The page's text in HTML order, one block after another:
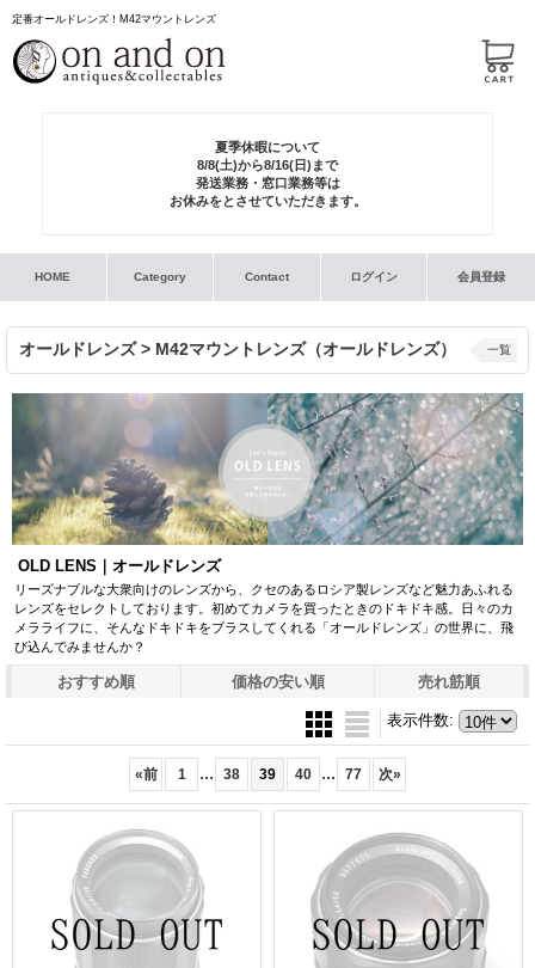
定番オールドレンズ！M42マウントレンズ
夏季休暇について
8/8(土)から8/16(日)まで
発送業務・窓口業務等は
お休みをとさせていただきます。
HOME Category Contact ログイン 会員登録
オールドレンズ > M42マウントレンズ（オールドレンズ）
OLD LENS｜オールドレンズ
リーズナブルな大衆向けのレンズから、クセのあるロシア製レンズなど魅力あふれる
レンズをセレクトしております。初めてカメラを買ったときのドキドキ感。日々のカ
メラライフに、そんなドキドキをプラスしてくれる「オールドレンズ」の世界に、飛
び込んでみませんか？
一覧
おすすめ順 価格の安い順 売れ筋順
表示件数:
«前 1 ... 38 39 40 ... 77 次»